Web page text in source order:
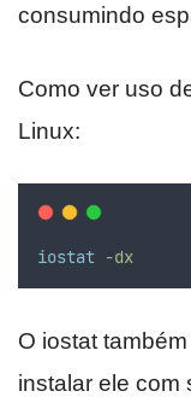
consumindo
Como ver uso
Linux:
iostat -dx
O iostat
instalar ele com